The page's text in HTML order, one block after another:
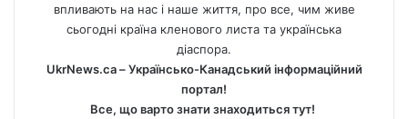
впливають на нас і наше життя, про все, чим живе
сьогодні країна кленового листа та українська
діаспора.
UkrNews.ca – Українсько-Канадський інформаційний
портал!
Все, що варто знати знаходиться тут!